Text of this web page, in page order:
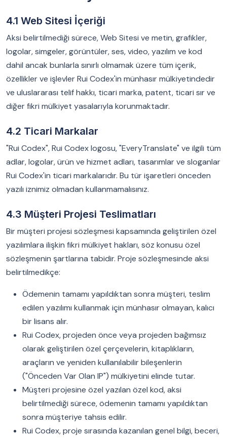
4.1 Web Sitesi İçeriği
Aksi belirtilmediği sürece, Web Sitesi ve metin, grafikler,
logolar, simgeler, görüntüler, ses, video, yazılım ve kod
dahil ancak bunlarla sınırlı olmamak üzere tüm içerik,
özellikler ve işlevler Rui Codex'in münhasır mülkiyetindedir
ve uluslararası telif hakkı, ticari marka, patent, ticari sır ve
diğer fikri mülkiyet yasalarıyla korunmaktadır.
4.2 Ticari Markalar
"Rui Codex", Rui Codex logosu, "EveryTranslate" ve ilgili tüm
adlar, logolar, ürün ve hizmet adları, tasarımlar ve sloganlar
Rui Codex'in ticari markalarıdır. Bu tür işaretleri önceden
yazılı iznimiz olmadan kullanmamalısınız.
4.3 Müşteri Projesi Teslimatları
Bir müşteri projesi sözleşmesi kapsamında geliştirilen özel
yazılımlara ilişkin fikri mülkiyet hakları, söz konusu özel
sözleşmenin şartlarına tabidir. Proje sözleşmesinde aksi
belirtilmedikçe:
Ödemenin tamamı yapıldıktan sonra müşteri, teslim
edilen yazılımı kullanmak için münhasır olmayan, kalıcı
bir lisans alır.
Rui Codex, projeden önce veya projeden bağımsız
olarak geliştirilen özel çerçevelerin, kitaplıkların,
araçların ve yeniden kullanılabilir bileşenlerin
("Önceden Var Olan IP") mülkiyetini elinde tutar.
Müşteri projesine özel yazılan özel kod, aksi
belirtilmediği sürece, ödemenin tamamı yapıldıktan
sonra müşteriye tahsis edilir.
Rui Codex, proje sırasında kazanılan genel bilgi, beceri,